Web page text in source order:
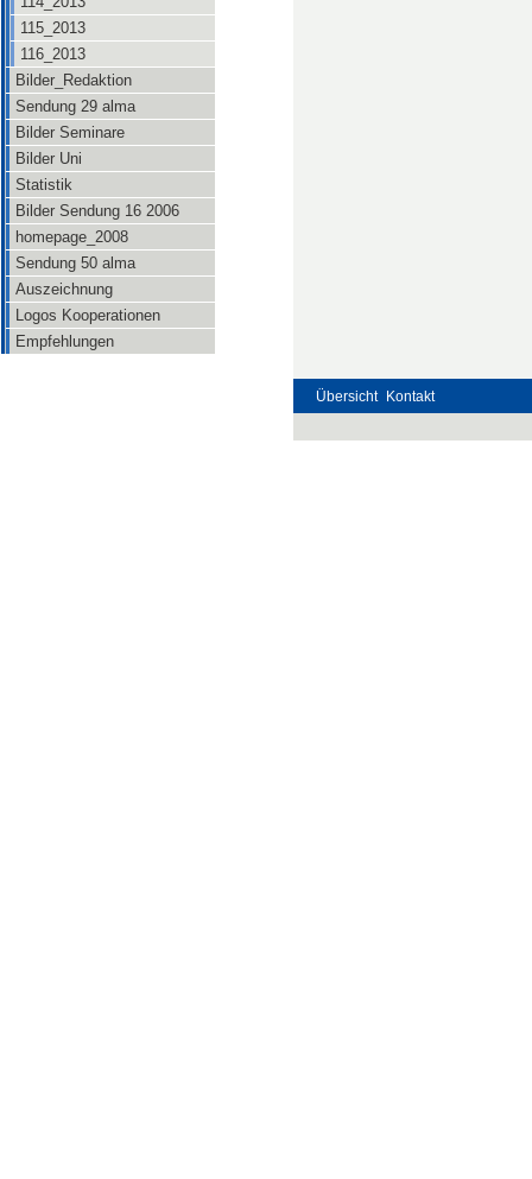
115_2013
116_2013
Bilder_Redaktion
Sendung 29 alma
Bilder Seminare
Bilder Uni
Statistik
Bilder Sendung 16 2006
homepage_2008
Sendung 50 alma
Auszeichnung
Logos Kooperationen
Empfehlungen
Übersicht Kontakt